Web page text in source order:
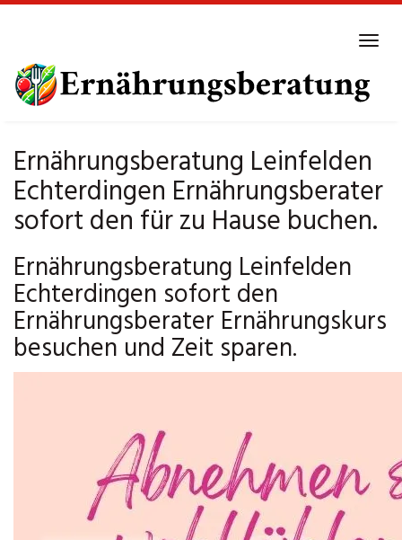
main
content
Ernährungsberatung Leinfelden
Echterdingen Ernährungsberater
sofort den für zu Hause buchen.
Ernährungsberatung Leinfelden
Echterdingen sofort den
Ernährungsberater Ernährungskurs
besuchen und Zeit sparen.